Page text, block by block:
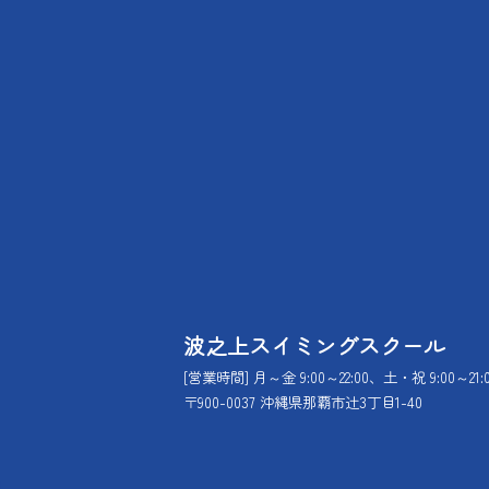
波之上スイミングスクール
[営業時間] 月～金 9:00～22:00、土・祝 9:00～
〒900-0037 沖縄県那覇市辻3丁目1-40